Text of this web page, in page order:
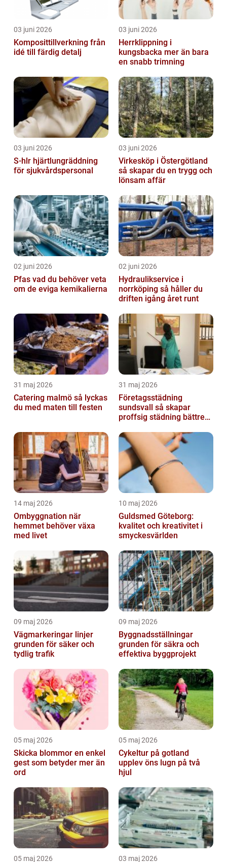
03 juni 2026
Komposittillverkning från
idé till färdig detalj
03 juni 2026
Herrklippning i
kungsbacka mer än bara
en snabb trimning
03 juni 2026
S-hlr hjärtlungräddning
för sjukvårdspersonal
03 juni 2026
Virkesköp i Östergötland
så skapar du en trygg och
lönsam affär
02 juni 2026
Pfas vad du behöver veta
om de eviga kemikalierna
02 juni 2026
Hydraulikservice i
norrköping så håller du
driften igång året runt
31 maj 2026
Catering malmö så lyckas
du med maten till festen
31 maj 2026
Företagsstädning
sundsvall så skapar
proffsig städning bättre
14 maj 2026
Ombyggnation när
hemmet behöver växa
med livet
10 maj 2026
Guldsmed Göteborg:
kvalitet och kreativitet i
smyckesvärlden
09 maj 2026
Vägmarkeringar linjer
grunden för säker och
tydlig trafik
09 maj 2026
Byggnadsställningar
grunden för säkra och
effektiva byggprojekt
05 maj 2026
Skicka blommor en enkel
gest som betyder mer än
ord
05 maj 2026
Cykeltur på gotland
upplev öns lugn på två
hjul
05 maj 2026 03 maj 2026